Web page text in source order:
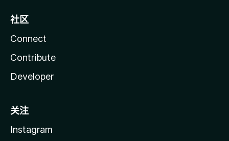
社区
Connect
Contribute
Developer
关注
Instagram